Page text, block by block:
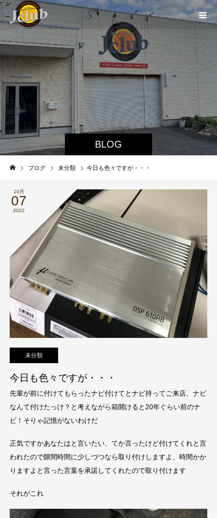
BLOG
ブログ 未分類 今日も色々ですが・・・
10月
07
2022
未分類
今日も色々ですが・・・
先輩が前に付けてもらったナビ付けてとナビ持ってご来店、ナビ
なんて付けたっけ？と考えながら箱開けると20年ぐらい前のナ
ビ！そりゃ記憶がないわけだ
正気ですかあなたはと言いたい、てか言ったけど付けてくれと言
われたので隙間時間に少しづつなら取り付けしますよ、時間かか
りますよと言った言葉を承諾してくれたので取り付けます
それがこれ